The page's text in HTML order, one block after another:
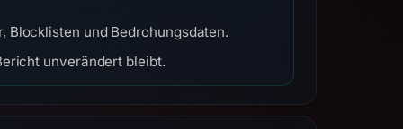
Blocklisten und Bedrohungsdaten.
unverändert bleibt.